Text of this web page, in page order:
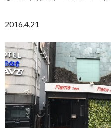
2016,4,21